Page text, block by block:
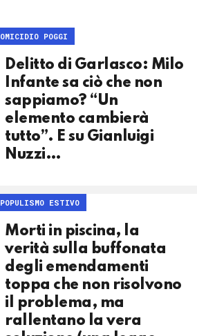
OMICIDIO POGGI
Delitto di Garlasco: Milo
Infante sa ciò che non
sappiamo? “Un
elemento cambierà
tutto”. E su Gianluigi
Nuzzi…
POPULISMO ESTIVO
Morti in piscina, la
verità sulla buffonata
degli emendamenti
toppa che non risolvono
il problema, ma
rallentano la vera